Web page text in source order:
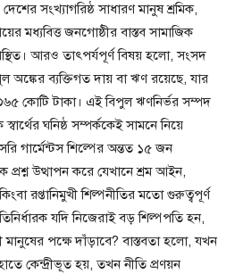
সংখ্যাগরিষ্ঠ সাধারণ মানুষ শ্রমিক,
মধ্যবিত্ত জনগোষ্ঠীর বাস্তব সামাজিক
আরও তাৎপর্যপূর্ণ বিষয় হলো, সংসদ
অঙ্কের ব্যক্তিগত দায় বা ঋণ রয়েছে, যার
কোটি টাকা। এই বিপুল ঋণনির্ভর সম্পদ
ঘনিষ্ঠ সম্পর্ককেই সামনে নিয়ে
গার্মেন্টস শিল্পের অন্তত ১৫ জন
প্রশ্ন উত্থাপন করে যেখানে শ্রম আইন,
রপ্তানিমুখী শিল্পনীতির মতো গুরুত্বপূর্ণ
যদি নিজেরাই বড় শিল্পপতি হন,
পক্ষে দাঁড়াবে? বাস্তবতা হলো, যখন
কেন্দ্রীভূত হয়, তখন নীতি প্রণয়ন